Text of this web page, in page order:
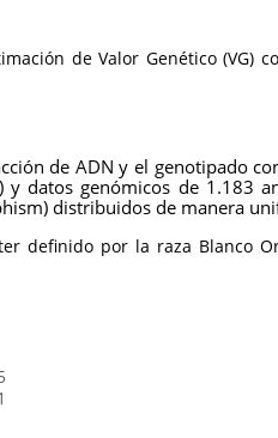
de Valor Genético
de ADN y el genotipado
datos genómicos de
distribuidos de manera
definido por la raza Blanco